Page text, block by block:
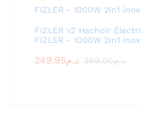
FIZLER v2 Hachoir
FIZLER - 1000W 2in1
249.95 د.م. 399.00 د.م.